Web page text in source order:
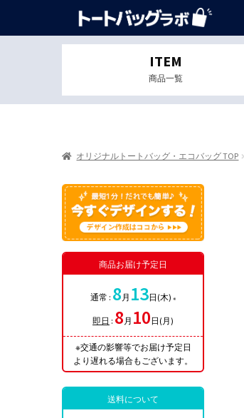
ITEM
商品一覧
オリジナルトートバッグ・エコバッグ TOP
商品お届け予定日
通常 : 8 月 13日(木) ※
即日 : 8 月 10 日(月)
※交通の影響等でお届け予定日
より遅れる場合もございます。
送料について